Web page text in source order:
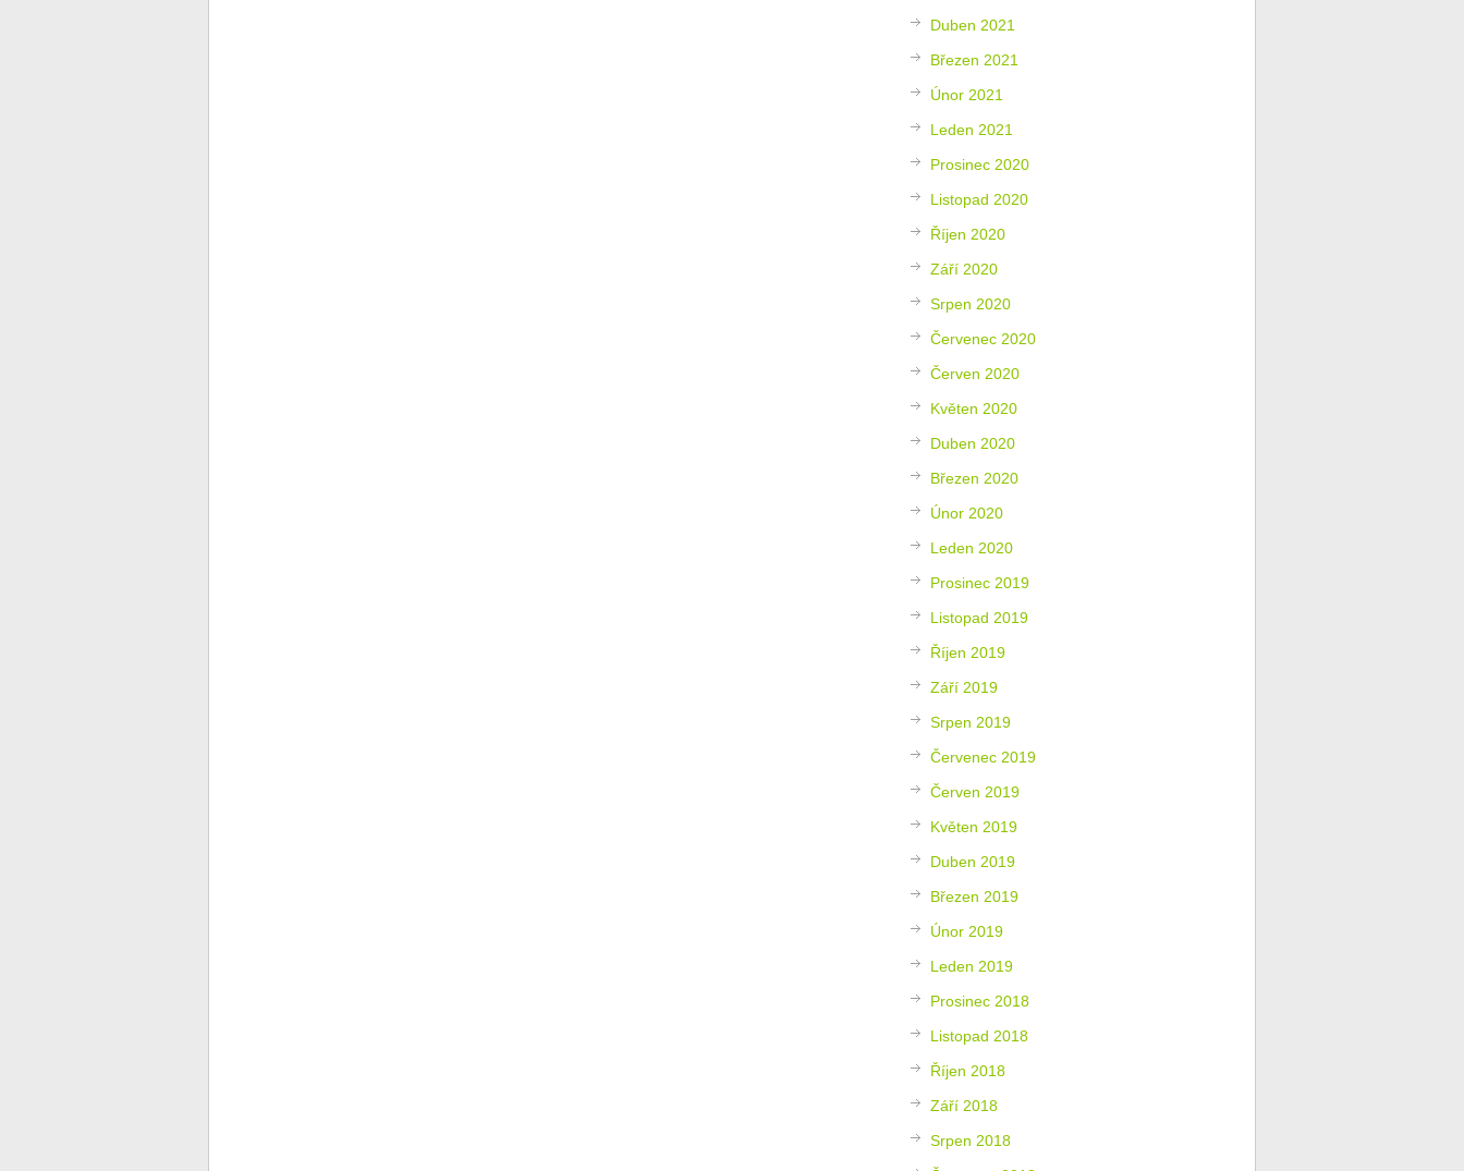
Duben 2021
Březen 2021
Únor 2021
Leden 2021
Prosinec 2020
Listopad 2020
Říjen 2020
Září 2020
Srpen 2020
Červenec 2020
Červen 2020
Květen 2020
Duben 2020
Březen 2020
Únor 2020
Leden 2020
Prosinec 2019
Listopad 2019
Říjen 2019
Září 2019
Srpen 2019
Červenec 2019
Červen 2019
Květen 2019
Duben 2019
Březen 2019
Únor 2019
Leden 2019
Prosinec 2018
Listopad 2018
Říjen 2018
Září 2018
Srpen 2018